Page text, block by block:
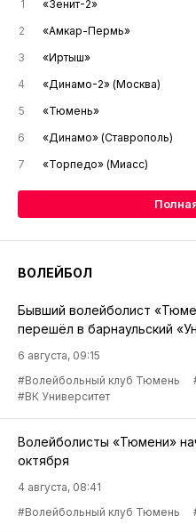
1 «Зенит-2»
2
«Амкар-Пермь»
3
«Иртыш»
4
«Динамо-2» (Москва)
5
«Тюмень»
6
«Динамо» (Ставрополь)
7
«Торпедо» (Миасс)
ВОЛЕЙБОЛ
Бывший волейболист
перешёл в барнаульский
6 августа, 09:15
#Волейбольный клуб Тюмень
#ВК Университет
Волейболисты «Тюмени»
октября
4 августа, 08:41
#Волейбольный клуб Тюмень